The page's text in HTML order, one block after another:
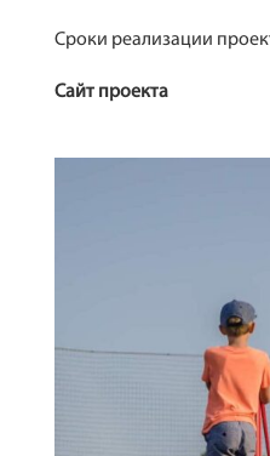
Сроки реализации
Сайт проекта